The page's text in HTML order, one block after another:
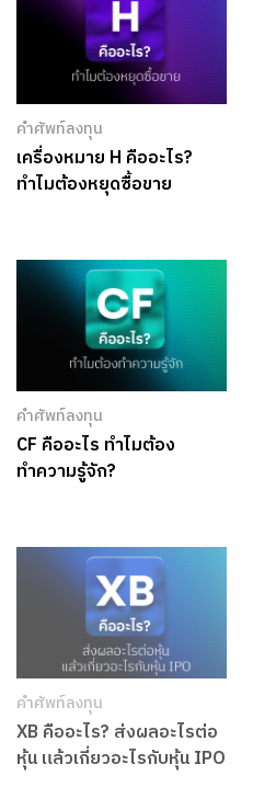
คำศัพท์ลงทุน
เครื่องหมาย H คืออะไร?
ทำไมต้องหยุดซื้อขาย
คำศัพท์ลงทุน
CF คืออะไร ทำไมต้อง
ทำความรู้จัก?
คำศัพท์ลงทุน
XB คืออะไร? ส่งผลอะไรต่อ
หุ้น แล้วเกี่ยวอะไรกับหุ้น IPO